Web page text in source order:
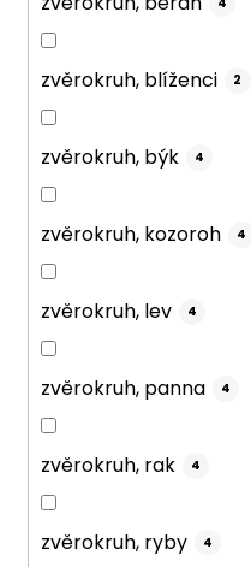
zvěrokruh, blíženci 2
zvěrokruh, býk 4
zvěrokruh, kozoroh 4
zvěrokruh, lev 4
zvěrokruh, panna 4
zvěrokruh, rak 4
zvěrokruh, ryby 4